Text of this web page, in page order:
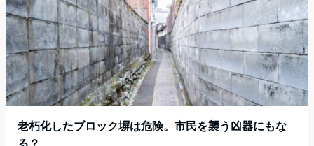
老朽化したブロック塀は危険。市民を襲う凶器にもな
る？